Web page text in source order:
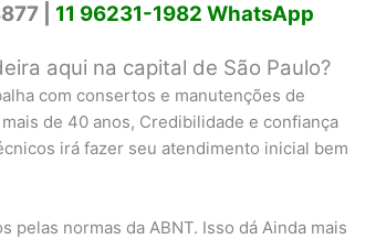
| 11 96231-1982 WhatsApp
aqui na capital de São Paulo?
com consertos e manutenções de
de 40 anos, Credibilidade e confiança
irá fazer seu atendimento inicial bem
pelas normas da ABNT. Isso dá Ainda mais